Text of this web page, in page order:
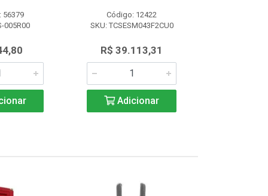
56379
005R00
Código: 12422
SKU: TCSESM043F2CU0
R$ 39.113,31
Adicionar